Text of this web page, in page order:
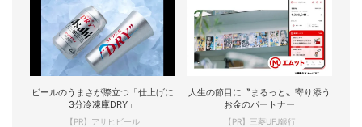
ビールのうまさが際立つ「仕上げに
3分冷凍庫DRY」
【PR】アサヒビール
人生の節目に〝まるっと〟寄り添う
お金のパートナー
【PR】三菱UFJ銀行